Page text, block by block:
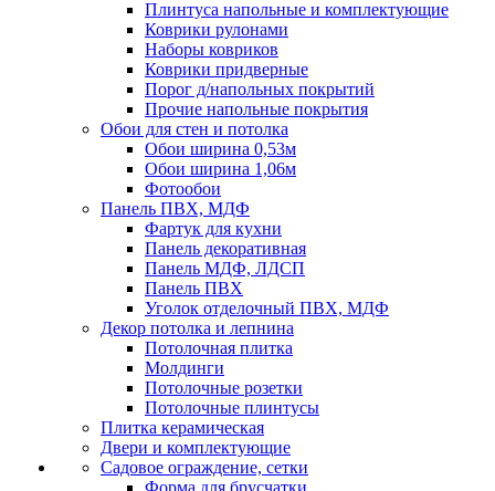
Плинтуса напольные и комплектующие
Коврики рулонами
Наборы ковриков
Коврики придверные
Порог д/напольных покрытий
Прочие напольные покрытия
Обои для стен и потолка
Обои ширина 0,53м
Обои ширина 1,06м
Фотообои
Панель ПВХ, МДФ
Фартук для кухни
Панель декоративная
Панель МДФ, ЛДСП
Панель ПВХ
Уголок отделочный ПВХ, МДФ
Декор потолка и лепнина
Потолочная плитка
Молдинги
Потолочные розетки
Потолочные плинтусы
Плитка керамическая
Двери и комплектующие
Садовое ограждение, сетки
Форма для брусчатки